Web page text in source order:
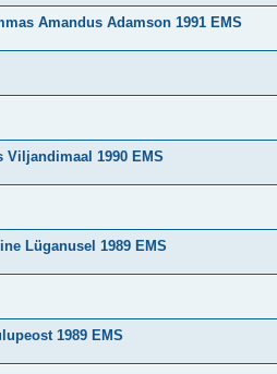
Amandus Adamson 1991 EMS
1990 EMS
Lüganusel 1989 EMS
1989 EMS